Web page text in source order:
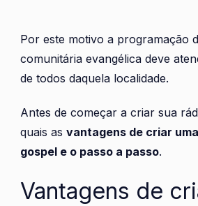
Por este motivo a programação
comunitária evangélica deve
de todos daquela localidade.
Antes de começar a criar sua
quais as vantagens de criar
gospel e o passo a passo.
Vantagens de